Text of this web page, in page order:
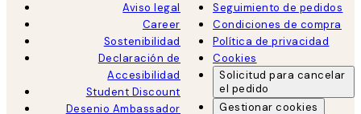
Aviso legal
Career
Sostenibilidad
Declaración de
Accesibilidad
Student Discount
Desenio Ambassador
Seguimiento de pedidos
Condiciones de compra
Política de privacidad
Cookies
Solicitud para cancelar
el pedido
Gestionar cookies